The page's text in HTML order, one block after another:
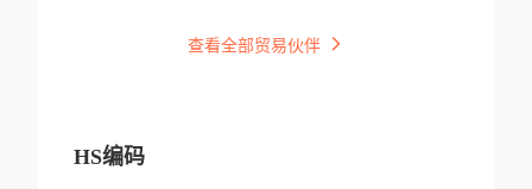
查看全部贸易伙伴
HS编码